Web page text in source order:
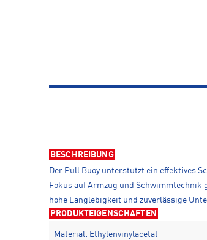
BESCHREIBUNG
Der Pull Buoy unterstützt ein effektives
Fokus auf Armzug und Schwimmtechnik
hohe Langlebigkeit und zuverlässige
PRODUKTEIGENSCHAFTEN
Material: Ethylenvinylacetat